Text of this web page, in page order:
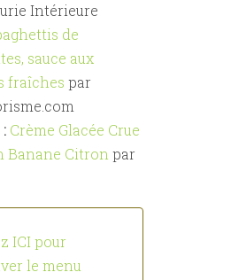
Intérieure
de
sauce aux
fraîches par
Crème Glacée Crue
Banane Citron par
ICI pour
le menu